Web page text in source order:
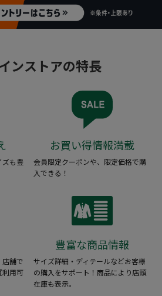
ンストアの特長
ズも豊
お買い得情報満載
会員限定クーポンや、限定価格で購
入できる！
舗で
利用可
豊富な商品情報
サイズ詳細・ディテールなどお客様
の購入をサポート！商品により店頭
在庫も表示。